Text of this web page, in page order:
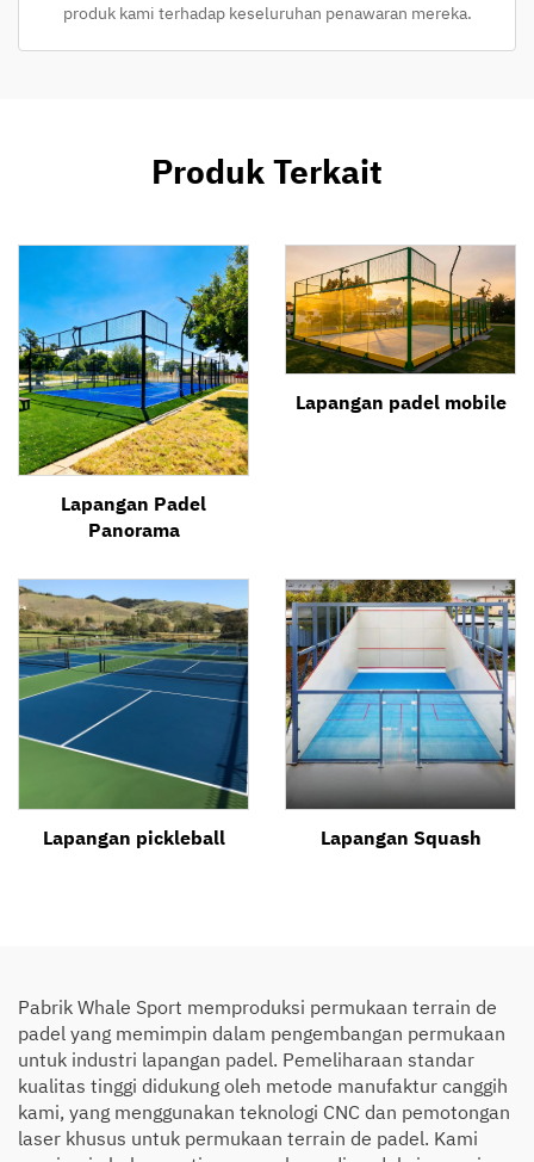
produk kami terhadap keseluruhan penawaran mereka.
Produk Terkait
Lapangan Padel
Panorama
Lapangan padel mobile
Lapangan pickleball Lapangan Squash
Pabrik Whale Sport memproduksi permukaan terrain de
padel yang memimpin dalam pengembangan permukaan
untuk industri lapangan padel. Pemeliharaan standar
kualitas tinggi didukung oleh metode manufaktur canggih
kami, yang menggunakan teknologi CNC dan pemotongan
laser khusus untuk permukaan terrain de padel. Kami